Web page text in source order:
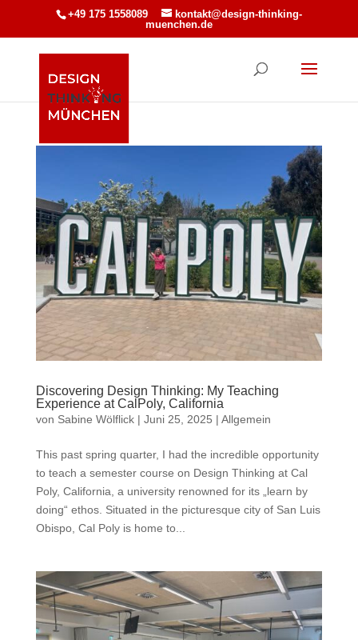
+49 175 1558089
kontakt@design-thinking-
muenchen.de
Discovering Design Thinking: My Teaching
Experience at CalPoly, California
von Sabine Wölflick| Juni 25, 2025 | Allgemein
This past spring quarter, I had the incredible opportunity
to teach a semester course on Design Thinking at Cal
Poly, California, a university renowned for its „learn by
doing“ ethos. Situated in the picturesque city of San Luis
Obispo, Cal Poly is home to...